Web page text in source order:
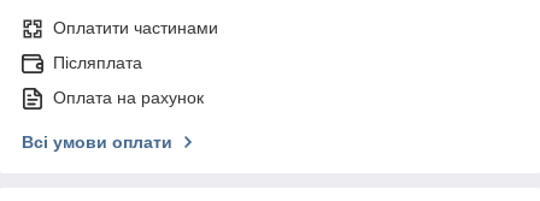
Оплатити частинами
Післяплата
Оплата на рахунок
Всі умови оплати